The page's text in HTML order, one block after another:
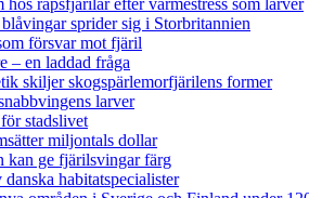
sprider sig i Storbritannien
försvar mot fjäril
– en laddad fråga
skiljer skogspärlemorfjärilens former
larver
stadslivet
miljontals dollar
kan ge fjärilsvingar färg
habitatspecialister